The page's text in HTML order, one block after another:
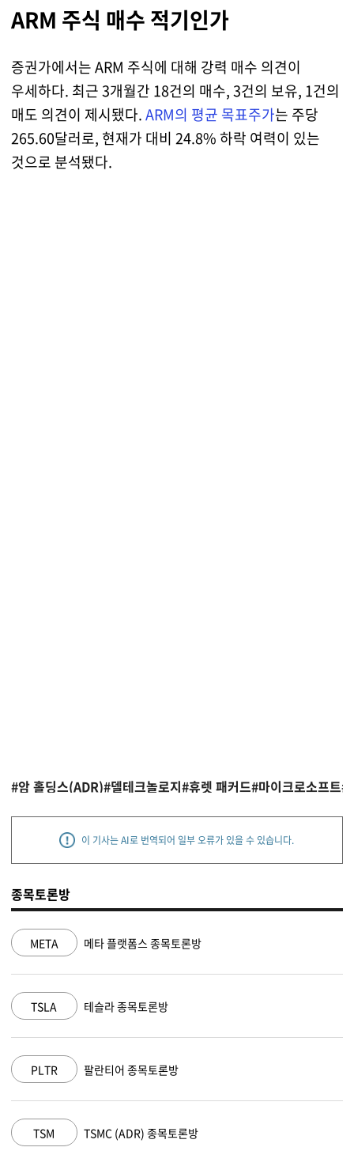
ARM 주식 매수 적기인가
증권가에서는 ARM 주식에 대해 강력 매수 의견이
우세하다. 최근 3개월간 18건의 매수, 3건의 보유, 1건의
매도 의견이 제시됐다.ARM의 평균 목표주가는 주당
265.60달러로, 현재가 대비 24.8% 하락 여력이 있는
것으로 분석됐다.
#암 홀딩스(ADR)#델테크놀로지#휴렛 패커드#마이크로소프트#
이 기사는 AI로 번역되어 일부 오류가 있을 수 있습니다.
종목토론방
NVDA 엔비디아 종목토론방
MSFT 마이크로소프트 종목토론방
AAPL 애플 종목토론방
AMZN 아마존 닷컴 종목토론방